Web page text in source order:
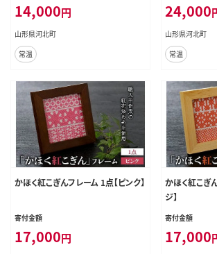
14,000円
山形県河北町
常温
24,000
山形県河北町
常温
かほく紅こぎんフレーム 1点【ピンク】
寄付金額
17,000円
かほく紅こぎ
ジ】
寄付金額
17,000